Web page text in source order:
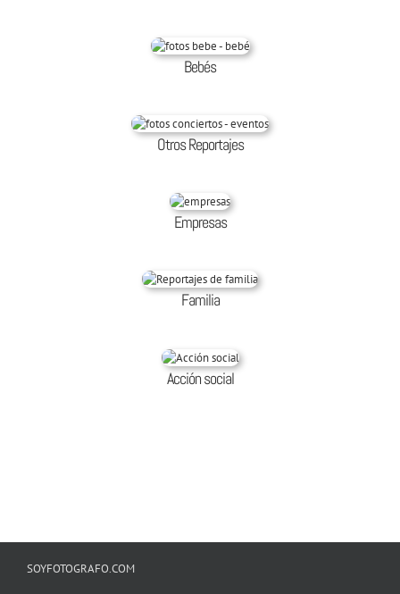
Bebés
Otros Reportajes
Empresas
Familia
Acción social
SOYFOTOGRAFO.COM